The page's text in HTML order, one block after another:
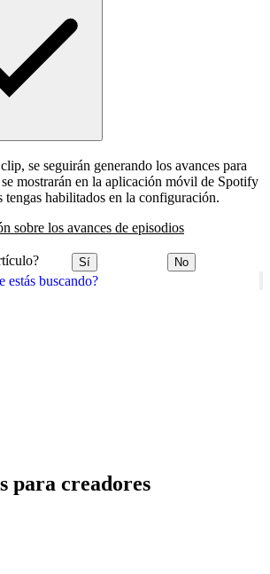
estás buscando?
se seguirán generando los avances para
mostrarán en la aplicación móvil de Spotify
tengas habilitados en la configuración.
sobre los avances de episodios
Sí No
para creadores